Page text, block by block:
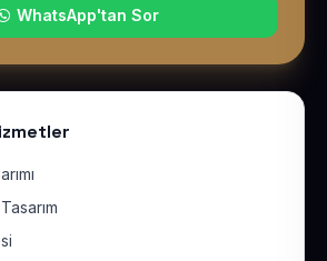
WhatsApp'tan Sor